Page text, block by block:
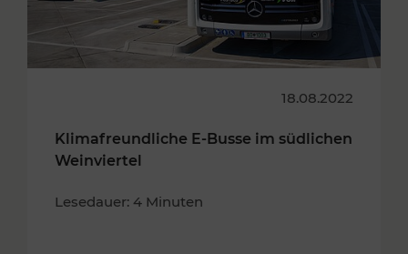
18.08.2022
Klimafreundliche E-Busse im südlichen
Weinviertel
Lesedauer: 4 Minuten